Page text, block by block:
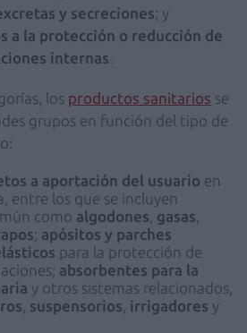
y secreciones; y
a la protección o reducción de
internas
los productos sanitarios se
grupos en función del tipo de
a aportación del usuario en
entre los que se incluyen
como algodones gasas
; apósitos y parches
para la protección de
absorbentes para la
y otros sistemas relacionados,
suspensorios irrigadores y